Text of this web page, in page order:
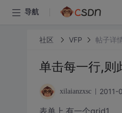
导航
社区 VFP 帖子详
单击每一行,则
xilaianzxsc 2011-
表单上,有一个grid1